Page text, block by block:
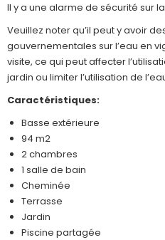
Il y a une alarme de sécurité sur
Veuillez noter qu’il peut y avoir
gouvernementales sur l’eau en
visite, ce qui peut affecter
jardin ou limiter l’utilisation de
Caractéristiques:
Basse extérieure
94 m2
2 chambres
1 salle de bain
Cheminée
Terrasse
Jardin
Piscine partagée